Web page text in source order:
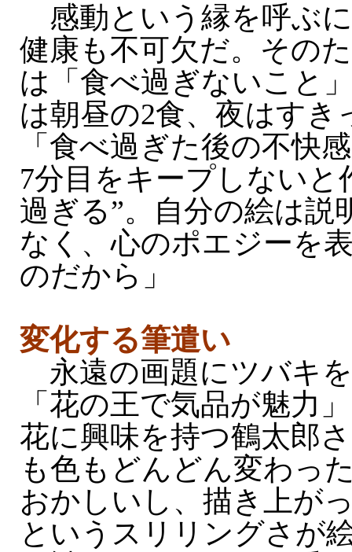
感動という縁を呼ぶ
健康も不可欠だ。その
は「食べ過ぎないこと
は朝昼の2食、夜はすき
「食べ過ぎた後の不快
7分目をキープしないと
過ぎる”。自分の絵は説
なく、心のポエジーを
のだから」
変化する筆遣い
永遠の画題にツバキ
「花の王で気品が魅力
花に興味を持つ鶴太郎
も色もどんどん変わっ
おかしいし、描き上が
というスリリングさが